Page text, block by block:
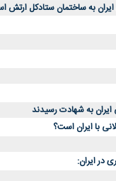
به ساختمان ستادکل ارتش
ایران به شهادت رسیدند
با ایران است؟
در ایران: